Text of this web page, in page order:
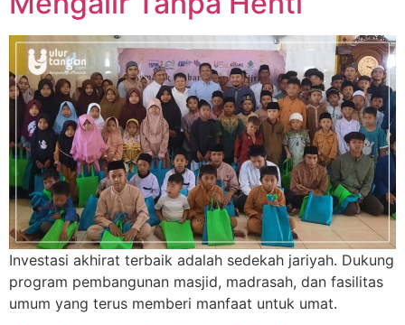
Investasi akhirat terbaik adalah sedekah jariyah. Dukung
program pembangunan masjid, madrasah, dan fasilitas
umum yang terus memberi manfaat untuk umat.